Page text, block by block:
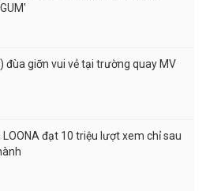
đùa giỡn vui vẻ tại trường quay MV
LOONA đạt 10 triệu lượt xem chỉ sau